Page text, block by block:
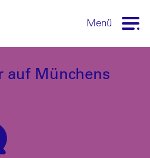
Menü
auf Münchens